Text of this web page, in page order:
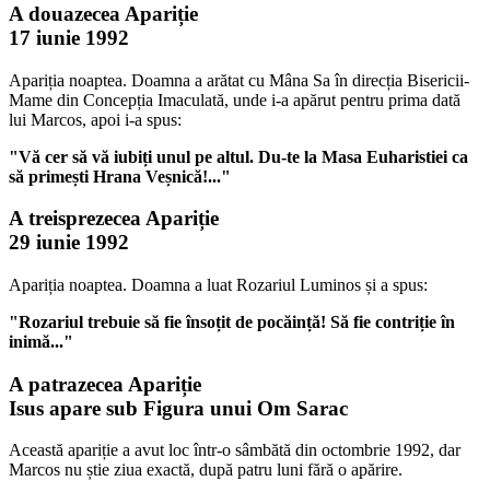
A douazecea Apariție
17 iunie 1992
Apariția noaptea. Doamna a arătat cu Mâna Sa în direcția Bisericii-
Mame din Concepția Imaculată, unde i-a apărut pentru prima dată
lui Marcos, apoi i-a spus:
"Vă cer să vă iubiți unul pe altul. Du-te la Masa Euharistiei ca
să primești Hrana Veșnică!..."
A treisprezecea Apariție
29 iunie 1992
Apariția noaptea. Doamna a luat Rozariul Luminos și a spus:
"Rozariul trebuie să fie însoțit de pocăință! Să fie contriție în
inimă..."
A patrazecea Apariție
Isus apare sub Figura unui Om Sarac
Această apariție a avut loc într-o sâmbătă din octombrie 1992, dar
Marcos nu știe ziua exactă, după patru luni fără o apărire.